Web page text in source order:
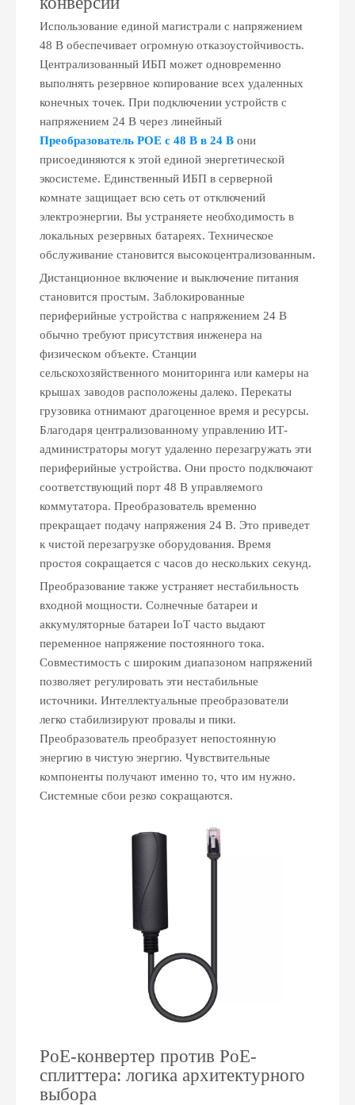
Использование единой магистрали с напряжением
48 В обеспечивает огромную отказоустойчивость.
Централизованный ИБП может одновременно
выполнять резервное копирование всех удаленных
конечных точек. При подключении устройств с
напряжением 24 В через линейный
Преобразователь POE с 48 В в 24 В они
присоединяются к этой единой энергетической
экосистеме. Единственный ИБП в серверной
комнате защищает всю сеть от отключений
электроэнергии. Вы устраняете необходимость в
локальных резервных батареях. Техническое
обслуживание становится высокоцентрализованным.
Дистанционное включение и выключение питания
становится простым. Заблокированные
периферийные устройства с напряжением 24 В
обычно требуют присутствия инженера на
физическом объекте. Станции
сельскохозяйственного мониторинга или камеры на
крышах заводов расположены далеко. Перекаты
грузовика отнимают драгоценное время и ресурсы.
Благодаря централизованному управлению ИТ-
администраторы могут удаленно перезагружать эти
периферийные устройства. Они просто подключают
соответствующий порт 48 В управляемого
коммутатора. Преобразователь временно
прекращает подачу напряжения 24 В. Это приведет
к чистой перезагрузке оборудования. Время
простоя сокращается с часов до нескольких секунд.
Преобразование также устраняет нестабильность
входной мощности. Солнечные батареи и
аккумуляторные батареи IoT часто выдают
переменное напряжение постоянного тока.
Совместимость с широким диапазоном напряжений
позволяет регулировать эти нестабильные
источники. Интеллектуальные преобразователи
легко стабилизируют провалы и пики.
Преобразователь преобразует непостоянную
энергию в чистую энергию. Чувствительные
компоненты получают именно то, что им нужно.
Системные сбои резко сокращаются.
PoE-конвертер против PoE-
сплиттера: логика архитектурного
выбора